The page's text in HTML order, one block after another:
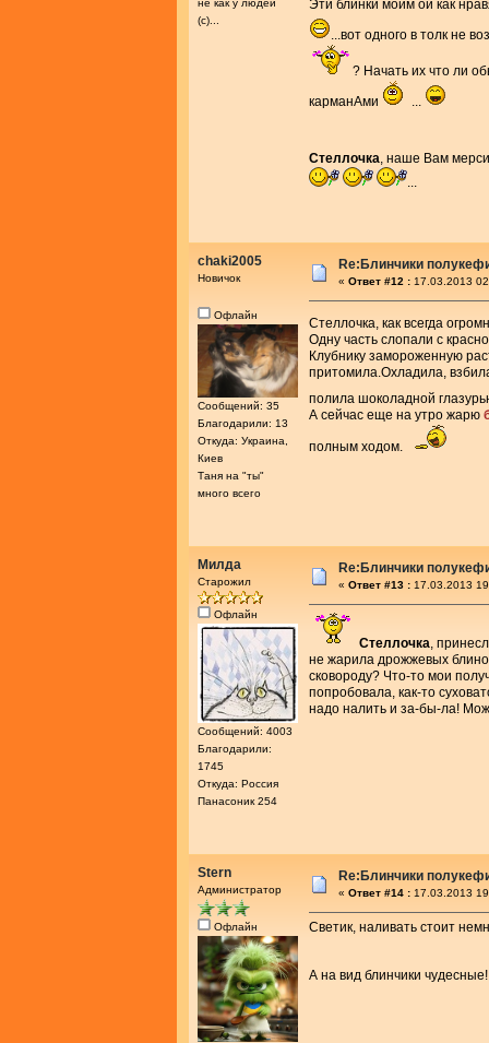
не как у людей
(с)...
Эти блинки моим ой как
...вот одного в толк не
? Начать их что ли
карманАми
...
Стеллочка, наше Вам
...
chaki2005
Новичок
Офлайн
Сообщений: 35
Благодарили: 13
Откуда: Украина,
Киев
Таня на "ты"
много всего
Re:Блинчики
« Ответ #12 : 17.03.2013
Стеллочка, как всегда
Одну часть слопали с
Клубнику замороженную
притомила.Охладила,
полила шоколадной
А сейчас еще на утро жарю
полным ходом.
Милда
Старожил
Офлайн
Сообщений: 4003
Благодарили:
1745
Откуда: Россия
Панасоник 254
Re:Блинчики
« Ответ #13 : 17.03.2013
Стеллочка,
не жарила дрожжевых
сковороду? Что-то мои
попробовала, как-то
надо налить и за-бы-ла!
Stern
Администратор
Офлайн
Re:Блинчики
« Ответ #14 : 17.03.2013
Светик, наливать стоит
А на вид блинчики